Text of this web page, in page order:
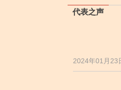
代表之声
2024年01月23